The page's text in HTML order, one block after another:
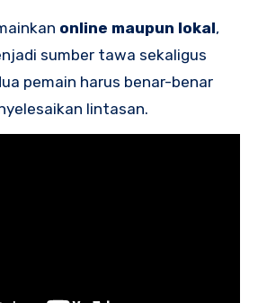
online maupun lokal,
sumber tawa sekaligus
pemain harus benar-benar
lintasan.